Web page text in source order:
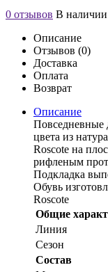
0 отзывов В наличии
Описание
Отзывов (0)
Доставка
Оплата
Возврат
Описание
Повседневные
цвета из
Roscote на
рифленым
Подкладка
Обувь
Roscote
Общие
Линия
Сезон
Состав